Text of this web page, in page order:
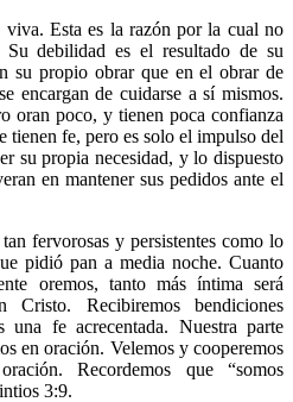
Esta es la razón por la cual no
debilidad es el resultado de su
su propio obrar que en el obrar de
encargan de cuidarse a sí mismos.
oran poco, y tienen poca confianza
tienen fe, pero es solo el impulso del
su propia necesidad, y lo dispuesto
en mantener sus pedidos ante el
fervorosas y persistentes como lo
pidió pan a media noche. Cuanto
oremos, tanto más íntima será
Cristo. Recibiremos bendiciones
una fe acrecentada. Nuestra parte
en oración. Velemos y cooperemos
Recordemos que “somos
3:9.